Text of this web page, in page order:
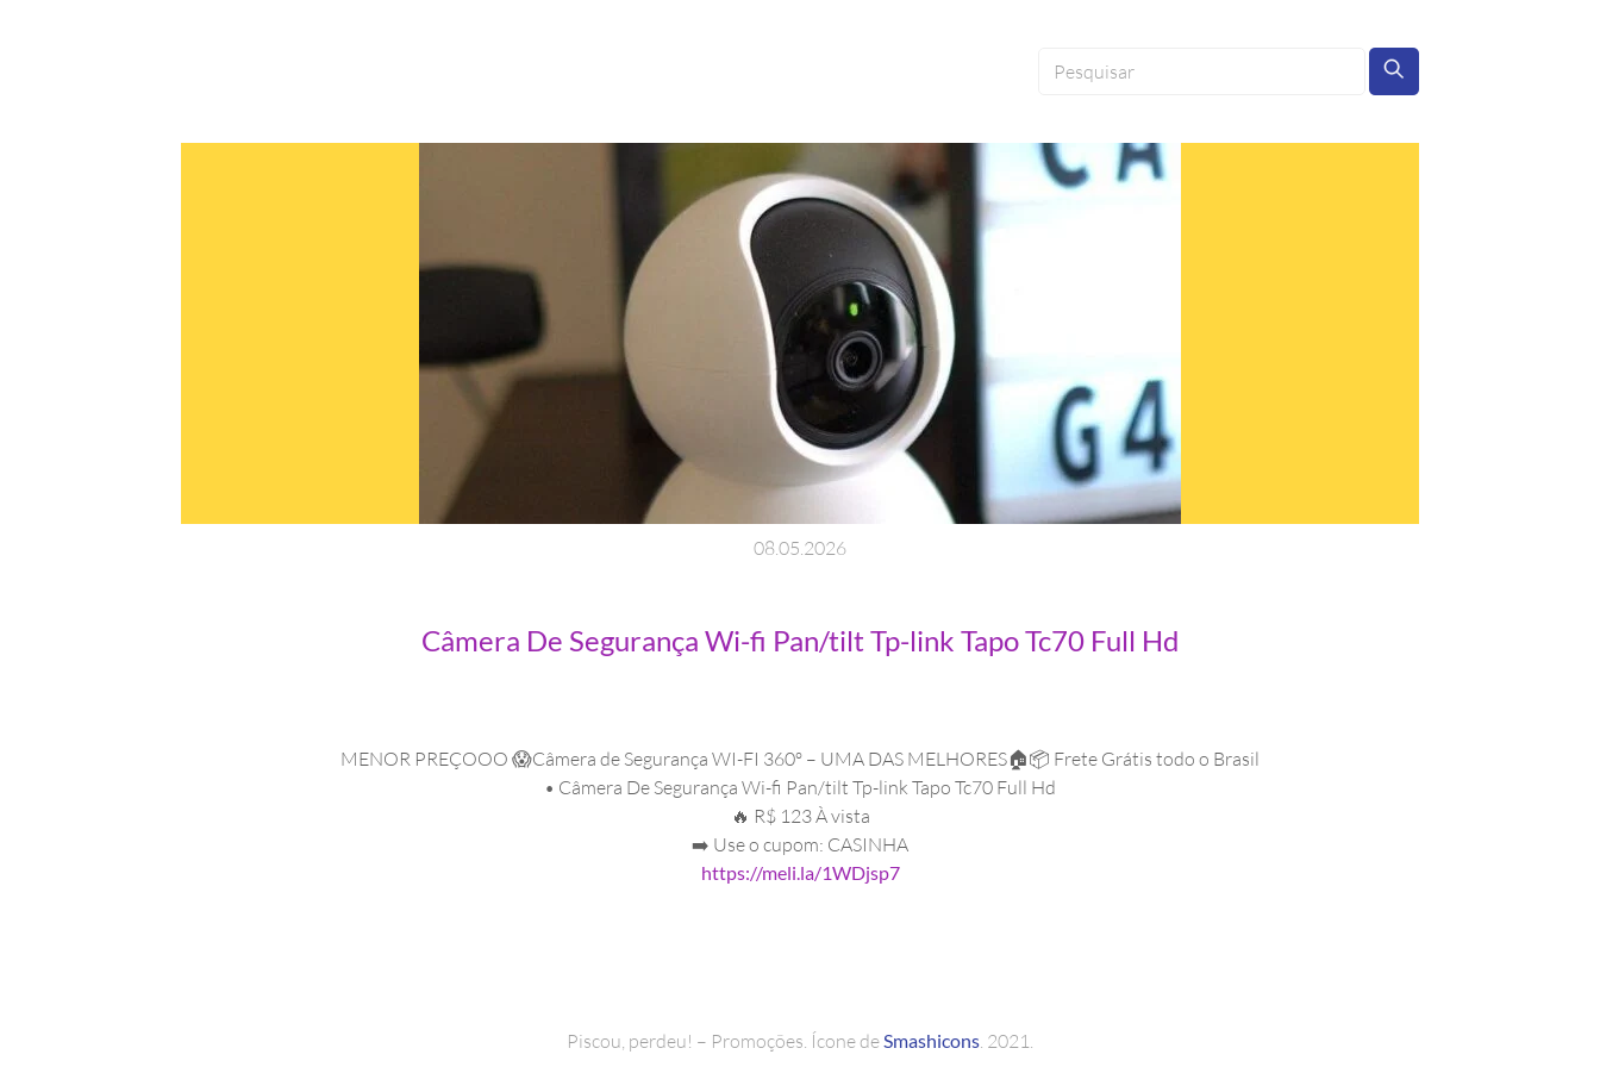
08.05.2026
Câmera De Segurança Wi-fi Pan/tilt Tp-link Tapo Tc70 Full Hd
MENOR PREÇOOO 😱Câmera de Segurança WI-FI 360º – UMA DAS MELHORES🏠📦 Frete Grátis todo o Brasil
•⁠ Câmera De Segurança Wi-fi Pan/tilt Tp-link Tapo Tc70 Full Hd
🔥 R$ 123 À vista
➡️ Use o cupom: CASINHA
https://meli.la/1WDjsp7
Piscou, perdeu! – Promoções. Ícone deSmashicons . 2021.